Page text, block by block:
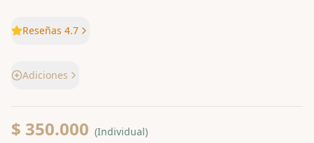
Reseñas 4.7
Adiciones
$ 350.000 (Individual)